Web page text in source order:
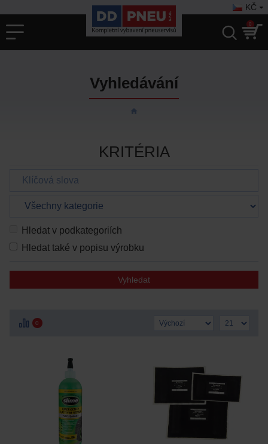
KČ
0
Vyhledávání
KRITÉRIA
Hledat v podkategoriích
Hledat také v popisu výrobku
Vyhledat
0